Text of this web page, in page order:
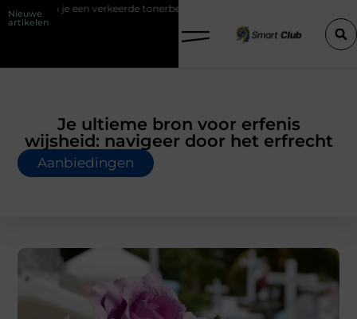
Nieuwe
artikelen
tonerbestelling bij HP printers
Je ultieme bron voor erfenis
wijsheid: navigeer door het erfrecht
Aanbiedingen